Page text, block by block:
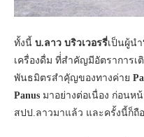
ทั้งนี้ บ.ลาว บริวเวอรรี่เป็นผู้นำ
เครื่องดื่ม ที่่สำคัญมีอัตราการเ
พันธมิตรสำคุัญของทางค่าย
Panus มาอย่างต่อเนื่อง ก่อนห
สปป.ลาวมาแล้ว และครั้งนี้ก็ถื